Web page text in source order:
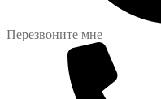
Перезвоните мне